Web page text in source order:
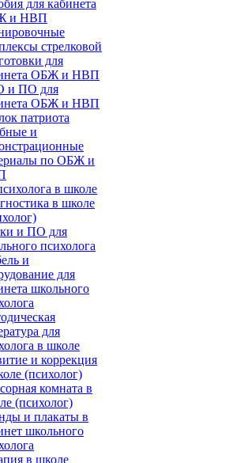
для кабинета
и НВП
стрелковой
для
ОБЖ и НВП
и ПО для
ОБЖ и НВП
патриота
и
по ОБЖ и
в школе
в школе
и ПО для
психолога
и
для
школьного
для
в школе
и коррекция
(психолог)
комната в
(психолог)
и плакаты в
школьного
в школе